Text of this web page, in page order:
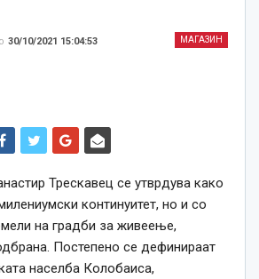
МАГАЗИН
30/10/2021 15:04:53
Трескавец се утврдува како
континуитет, но и со
на градби за живеење,
Постепено се дефинираат
населба Колобаиса,